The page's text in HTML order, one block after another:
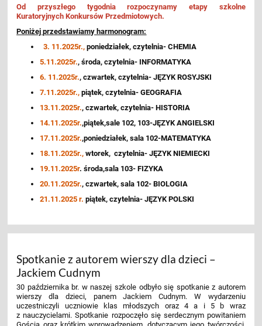
Od przyszłego tygodnia rozpoczynamy etapy szkolne
Kuratoryjnych Konkursów Przedmiotowych.
Poniżej przedstawiamy harmonogram:
3. 11.2025r., poniedziałek, czytelnia- CHEMIA
5.11.2025r., środa, czytelnia- INFORMATYKA
6. 11.2025r., czwartek, czytelnia- JĘZYK ROSYJSKI
7.11.2025r., piątek, czytelnia- GEOGRAFIA
13.11.2025r., czwartek, czytelnia- HISTORIA
14.11.2025r.,piątek,sale 102, 103-JĘZYK ANGIELSKI
17.11.2025r.,poniedziałek, sala 102-MATEMATYKA
18.11.2025r., wtorek, czytelnia- JĘZYK NIEMIECKI
19.11.2025r. środa,sala 103- FIZYKA
20.11.2025r., czwartek, sala 102- BIOLOGIA
21.11.2025 r.piątek, czytelnia- JĘZYK POLSKI
Spotkanie z autorem wierszy dla dzieci –
Jackiem Cudnym
30 października br. w naszej szkole odbyło się spotkanie z autorem
wierszy dla dzieci, panem Jackiem Cudnym. W wydarzeniu
uczestniczyli uczniowie klas młodszych oraz 4 a i 5 b wraz
z nauczycielami. Spotkanie rozpoczęło się serdecznym powitaniem